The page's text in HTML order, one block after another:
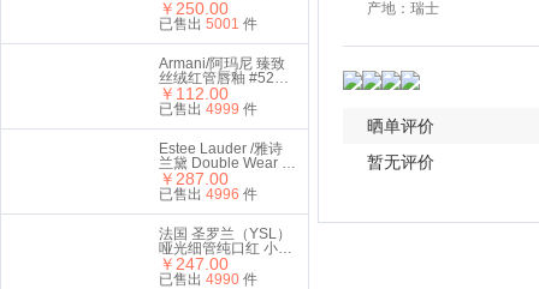
￥250.00
已售出 5001 件
Armani/阿玛尼 臻致
丝绒红管唇釉 #524
6.5ml 礼盒套装
￥112.00
已售出 4999 件
Estee Lauder /雅诗
兰黛 Double Wear 持
妆无瑕气垫粉霜 1W1
Bone 12g（带替换
装）
￥287.00
已售出 4996 件
法国 圣罗兰（YSL）
哑光细管纯口红 小金
条2.2g #416番茄红
￥247.00
已售出 4990件
产地：瑞士
晒单评价
暂无评价